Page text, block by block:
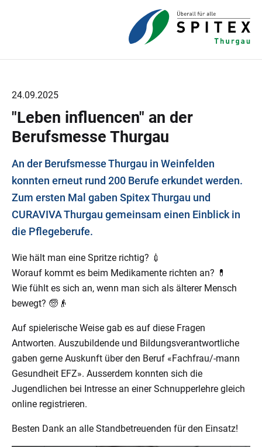
24.09.2025
"Leben influencen" an der
Berufsmesse Thurgau
An der Berufsmesse Thurgau in Weinfelden
konnten erneut rund 200 Berufe erkundet werden.
Zum ersten Mal gaben Spitex Thurgau und
CURAVIVA Thurgau gemeinsam einen Einblick in
die Pflegeberufe.
Wie hält man eine Spritze richtig? 💉
Worauf kommt es beim Medikamente richten an? 💊
Wie fühlt es sich an, wenn man sich als älterer Mensch
bewegt? 🧓👴
Auf spielerische Weise gab es auf diese Fragen
Antworten. Auszubildende und Bildungsverantwortliche
gaben gerne Auskunft über den Beruf «Fachfrau/-mann
Gesundheit EFZ». Ausserdem konnten sich die
Jugendlichen bei Intresse an einer Schnupperlehre gleich
online registrieren.
Besten Dank an alle Standbetreuenden für den Einsatz!